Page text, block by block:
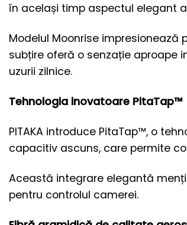
în același timp aspectul elegant
Modelul Moonrise
subțire oferă o senzație aproape
uzurii zilnice.
Tehnologia inovatoare PitaTap™
PITAKA introduce PitaTap™, o
capacitiv ascuns, care permite
Această integrare elegantă
pentru controlul camerei.